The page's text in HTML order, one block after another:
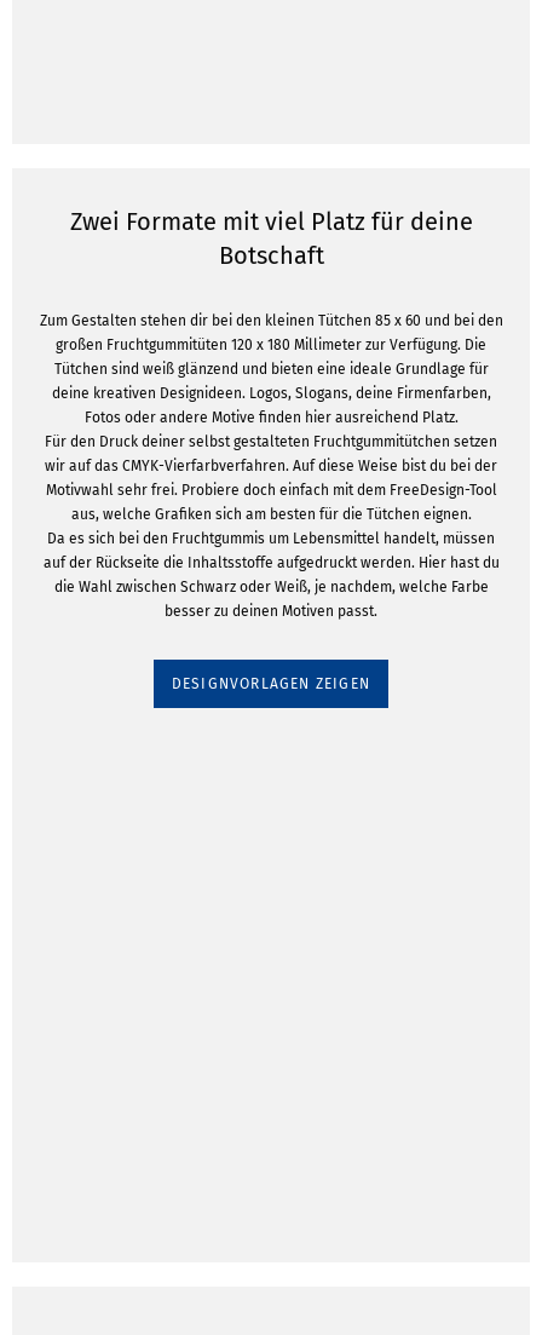
Zwei Formate mit viel Platz für deine
Botschaft
Zum Gestalten stehen dir bei den kleinen Tütchen 85 x 60 und bei den
großen Fruchtgummitüten 120 x 180 Millimeter zur Verfügung. Die
Tütchen sind weiß glänzend und bieten eine ideale Grundlage für
deine kreativen Designideen. Logos, Slogans, deine Firmenfarben,
Fotos oder andere Motive finden hier ausreichend Platz.
Für den Druck deiner selbst gestalteten Fruchtgummitütchen setzen
wir auf das CMYK-Vierfarbverfahren. Auf diese Weise bist du bei der
Motivwahl sehr frei. Probiere doch einfach mit dem FreeDesign-Tool
aus, welche Grafiken sich am besten für die Tütchen eignen.
Da es sich bei den Fruchtgummis um Lebensmittel handelt, müssen
auf der Rückseite die Inhaltsstoffe aufgedruckt werden. Hier hast du
die Wahl zwischen Schwarz oder Weiß, je nachdem, welche Farbe
besser zu deinen Motiven passt.
DESIGNVORLAGEN ZEIGEN